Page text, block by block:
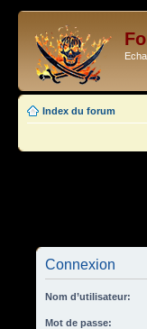
Index du forum
Connexion
Nom d’utilisateur:
Mot de passe: